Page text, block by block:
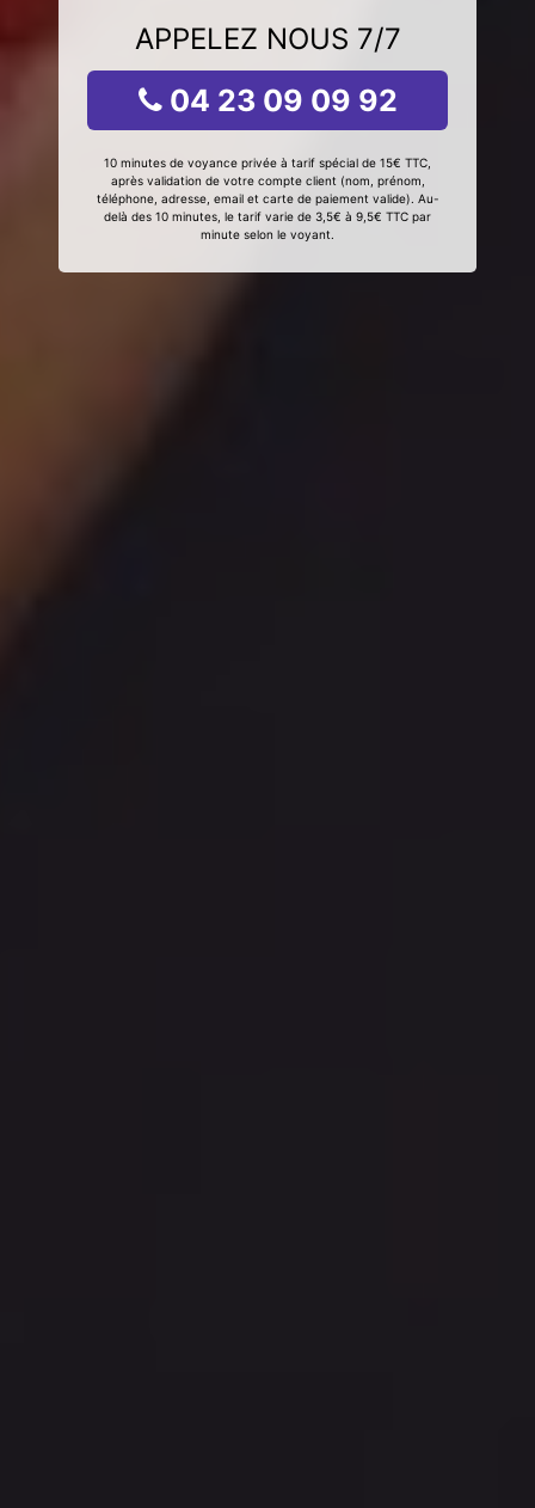
APPELEZ NOUS 7/7
04 23 09 09 92
10 minutes de voyance privée à tarif spécial de 15€ TTC,
après validation de votre compte client (nom, prénom,
téléphone, adresse, email et carte de paiement valide). Au-
delà des 10 minutes, le tarif varie de 3,5€ à 9,5€ TTC par
minute selon le voyant.